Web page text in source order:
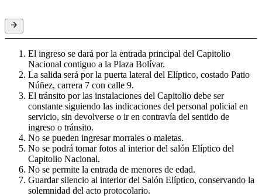
El ingreso se dará por la entrada principal del Capitolio
Nacional contiguo a la Plaza Bolívar.
La salida será por la puerta lateral del Elíptico, costado Patio
Núñez, carrera 7 con calle 9.
El tránsito por las instalaciones del Capitolio debe ser
constante siguiendo las indicaciones del personal policial en
servicio, sin devolverse o ir en contravía del sentido de
ingreso o tránsito.
No se pueden ingresar morrales o maletas.
No se podrá tomar fotos al interior del salón Elíptico del
Capitolio Nacional.
No se permite la entrada de menores de edad.
Guardar silencio al interior del Salón Elíptico, conservando la
solemnidad del acto protocolario.